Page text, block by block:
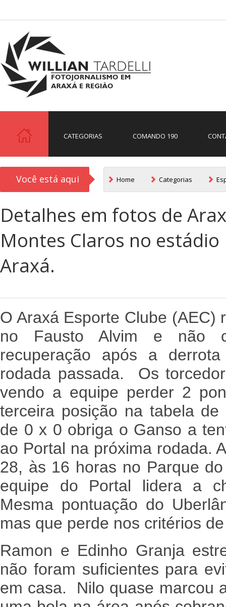
CATEGORIAS COMANDO 190
Você está aqui Home Categorias
Detalhes em fotos de
Montes Claros no estádio
Araxá.
O Araxá Esporte Clube (AEC)
no Fausto Alvim e não
recuperação após a
rodada passada. Os
vendo a equipe perder 2
terceira posição na tabela
de 0 x 0 obriga o Ganso a
ao Portal na próxima rodada.
28, às 16 horas no Parque
equipe do Portal lidera a
Mesma pontuação do
mas que perde nos critérios
Ramon e Edinho Granja
não foram suficientes para
em casa. Nilo quase marcou